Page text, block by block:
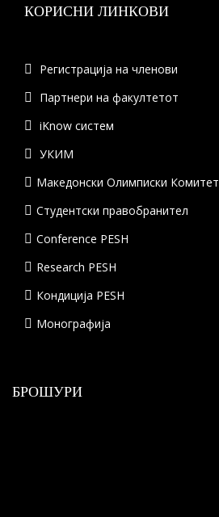
КОРИСНИ ЛИНКОВИ
Регистрација на членови
Партнери на факултетот
iKnow систем
УКИМ
Македонски Олимписки Комитет
Студентски правобранител
Conference PESH
Research PESH
Кондиција PESH
Монографија
БРОШУРИ